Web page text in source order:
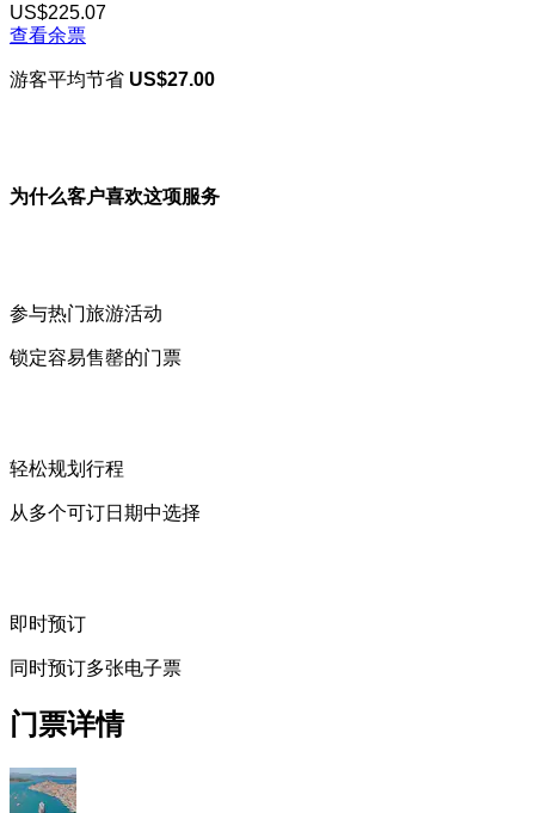
US$225.07
查看余票
游客平均节省 US$27.00
为什么客户喜欢这项服务
参与热门旅游活动
锁定容易售罄的门票
轻松规划行程
从多个可订日期中选择
即时预订
同时预订多张电子票
门票详情